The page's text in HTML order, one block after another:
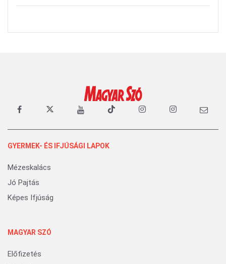
GYERMEK- ÉS IFJÚSÁGI LAPOK
Mézeskalács
Jó Pajtás
Képes Ifjúság
MAGYAR SZÓ
Előfizetés